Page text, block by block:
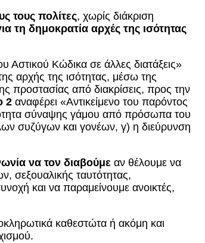
τους πολίτες, χωρίς διάκριση
τη δημοκρατία αρχές της ισότητας
Κώδικα σε άλλες διατάξεις»
αρχής της ισότητας, μέσω της
προστασίας από διακρίσεις, προς την
2αναφέρει «Αντικείμενο του παρόντος
σύναψης γάμου από πρόσωπα του
συζύγων και γονέων, γ) η διεύρυνση
να τον διαβούμε αν θέλουμε να
σεξουαλικής ταυτότητας,
και να παραμείνουμε ανοικτές,
καθεστώτα ή ακόμη και